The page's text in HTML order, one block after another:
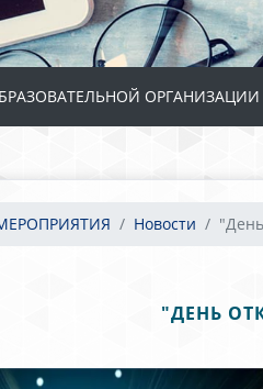
ОРГАНИЗАЦИИ
Новости
"ДЕНЬ